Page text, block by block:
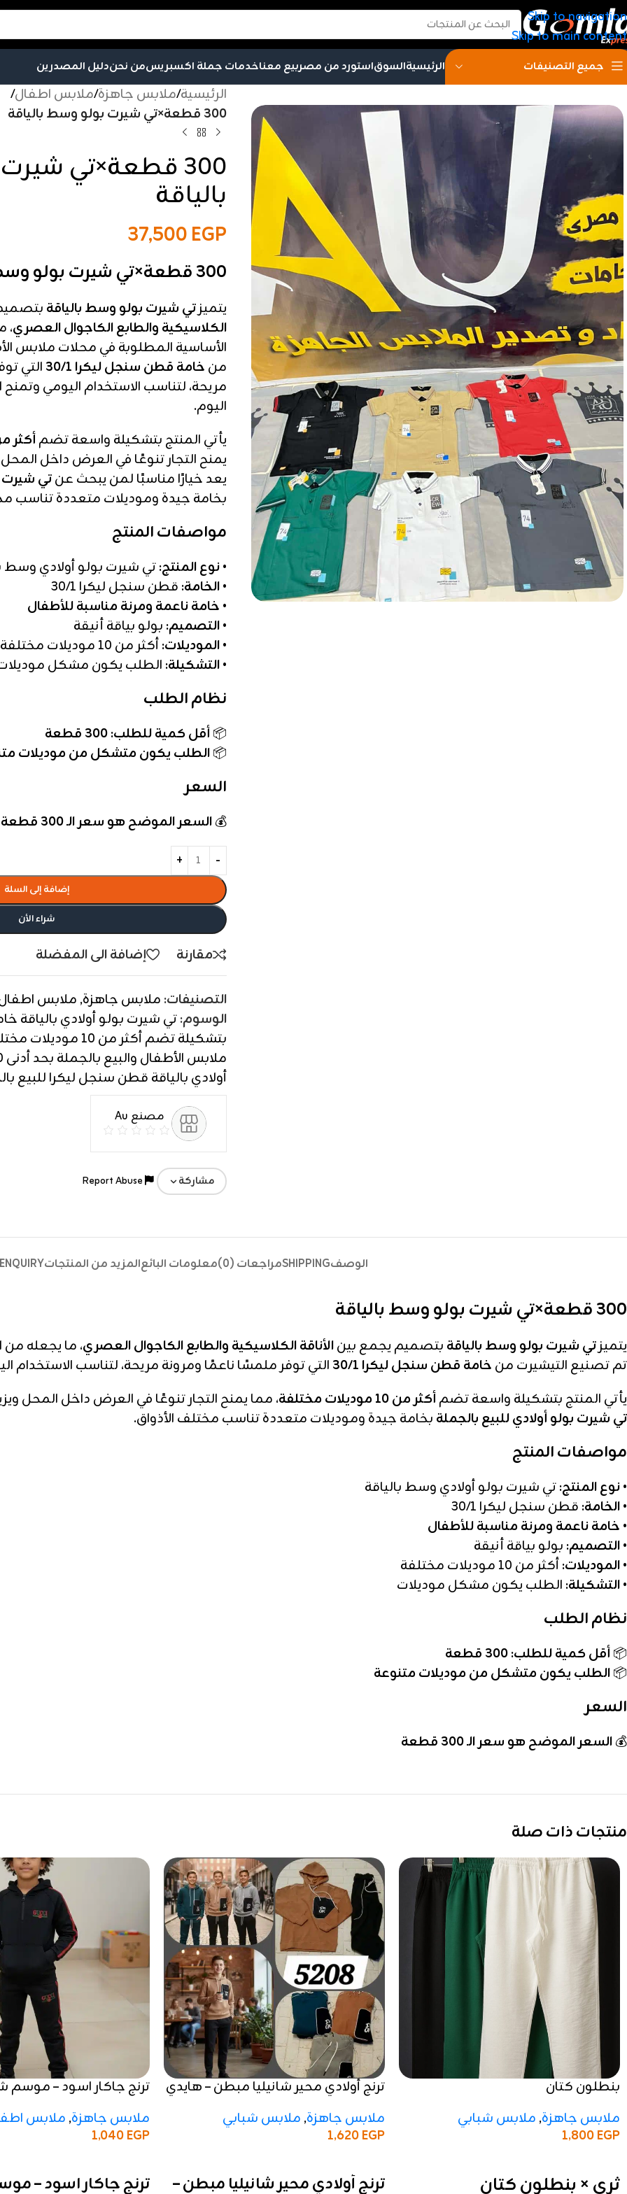
Skip to navigation
Skip to main content
جميع التصنيفات الرئيسيةالسوقاستورد من مصربيع معناخدمات جملة اكسبريسمن نحندليل المصدرين
الرئيسية/ملابس جاهزة/ملابس اطفال/
300 قطعة×تي شيرت بولو وسط بالياقة
300 قطعة×تي
بالياقة
37,500EGP
300 قطعة×تي شيرت بولو وسط بالياقة
يتميزتي شيرت بولو وسط بالياقة
الكلاسيكية والطابع الكاجوال العصري،
الأساسية المطلوبة في محلات ملابس
من خامة قطن سنجل ليكرا 30/1
التي
مريحة، لتناسب الاستخدام اليومي
اليوم.
يأتي المنتج بتشكيلة واسعة تضمأكثر من 10
يمنح التجار تنوعًا في العرض داخل
يعد خيارًا مناسبًا لمن يبحث عنتي شيرت
بخامة جيدة وموديلات متعددة تناسب
مواصفات المنتج
•نوع المنتج:تي شيرت بولو أولادي وسط
•الخامة: قطن سنجل ليكرا 30/1
• خامة ناعمة ومرنة مناسبة للأطفال
•التصميم: بولو بياقة أنيقة
•الموديلات:أكثر من 10 موديلات مختلفة
•التشكيلة: الطلب يكون مشكل
نظام الطلب
📦أقل كمية للطلب: 300 قطعة
📦الطلب يكون متشكل من موديلات
السعر
💰السعر الموضح هو سعر الـ 300 قطعة
إضافة إلى السلة
شراء الأن
مقارنة إضافة الى المفضلة
التصنيفات: ملابس جاهزة, ملابس
الوسوم:
بتشكيلة تضم أكثر من
ملابس الأطفال والبيع بالجملة بحد أدنى 300 قطعة.
أولادي بالياقة قطن سنجل ليكرا للبيع بالجملة |
مصنع Au
مشاركة
الوصفSHIPPINGمراجعات (0) معلومات البائعالمزيد من المنتجات
300 قطعة×تي شيرت بولو وسط بالياقة
يتميزتي شيرت بولو وسط بالياقة بتصميم يجمع بينالأناقة الكلاسيكية والطابع الكاجوال العصري، ما يجعله
تم تصنيع التيشيرت من خامة قطن سنجل ليكرا 30/1
التي توفر ملمسًا ناعمًا ومرونة مريحة، لتناسب الاستخدام
يأتي المنتج بتشكيلة واسعة تضمأكثر من 10 موديلات مختلفة
، مما يمنح التجار تنوعًا في العرض داخل المحل
تي شيرت بولو أولادي للبيع بالجملة بخامة جيدة وموديلات متعددة تناسب مختلف الأذواق.
مواصفات المنتج
•نوع المنتج:تي شيرت بولو أولادي وسط بالياقة
•الخامة: قطن سنجل ليكرا 30/1
• خامة ناعمة ومرنة مناسبة للأطفال
•التصميم: بولو بياقة أنيقة
•الموديلات:أكثر من 10 موديلات مختلفة
•التشكيلة: الطلب يكون مشكل موديلات
نظام الطلب
📦أقل كمية للطلب: 300 قطعة
📦الطلب يكون متشكل من موديلات متنوعة
السعر
💰السعر الموضح هو سعر الـ 300 قطعة
منتجات ذات صلة
بنطلون كتان
ملابس جاهزة, ملابس شبابي
1,800EGP
ثري × بنطلون كتان
ترنج أولادي محير شانيليا مبطن – هايدي
ملابس جاهزة, ملابس شبابي
1,620EGP
ترنج أولادي محير شانيليا مبطن –
ملابس جاهزة, ملابس
1,040EGP
ترنج جاكار اسود –